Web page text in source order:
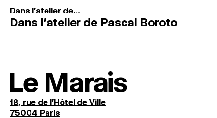
Dans l'atelier de...
Dans l’atelier de Pascal Boroto
Le Marais
18, rue de l'Hôtel de Ville
75004 Paris